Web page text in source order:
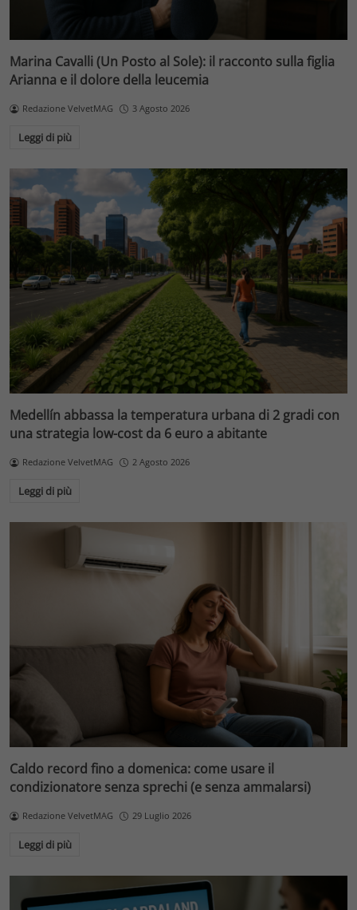
Marina Cavalli (Un Posto al Sole): il racconto sulla figlia
Arianna e il dolore della leucemia
Redazione VelvetMAG 3 Agosto 2026
Leggi di più
Medellín abbassa la temperatura urbana di 2 gradi con
una strategia low-cost da 6 euro a abitante
Redazione VelvetMAG 2 Agosto 2026
Leggi di più
Caldo record fino a domenica: come usare il
condizionatore senza sprechi (e senza ammalarsi)
Redazione VelvetMAG 29 Luglio 2026
Leggi di più